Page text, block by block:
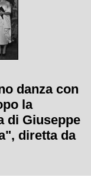
danza con
la
di Giuseppe
diretta da
è